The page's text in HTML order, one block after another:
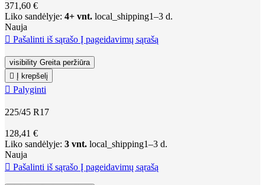
371,60 €
Liko sandėlyje: 4+ vnt. local_shipping1–3 d.
Nauja
 Pašalinti iš sąrašo Į pageidavimų sąrašą
visibility Greita peržiūra

Į krepšelį
 Palyginti
225/45 R17
128,41 €
Liko sandėlyje: 3 vnt. local_shipping1–3 d.
Nauja
 Pašalinti iš sąrašo Į pageidavimų sąrašą